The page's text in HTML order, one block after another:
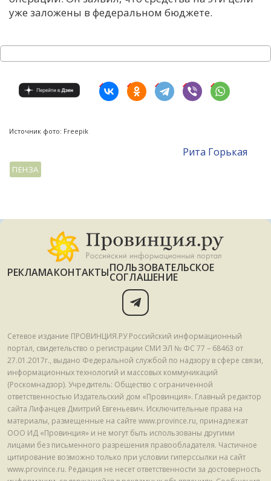
уже заложены в федеральном бюджете.
Источник фото: Freepik
Рита Горькая
ПЕНЗА
РЕКЛАМАКОНТАКТЫПОЛЬЗОВАТЕЛЬСКОЕ
СОГЛАШЕНИЕ
Сетевое издание ПРОВИНЦИЯ.РУ Российский информационный
портал, свидетельство о регистрации СМИ ЭЛ № ФС 77 – 68463 от
27.01.2017г., выдано Федеральной службой по надзору в сфере связи,
информационных технологий и массовых коммуникаций
(Роскомнадзор). Учредитель: Общество с ограниченной
ответственностью Издательский дом «Провинция». Главный редактор
сайта Лифанцев Дмитрий Евгеньевич. Исключительные права на
материалы, размещенные на сайте www.province.ru, принадлежат
ООО ИД «Провинция» и не могут быть использованы другими
лицами без письменного разрешения правообладателя. Частичное
цитирование возможно только при условии гиперссылки на сайт
www.province.ru. Редакция не несет ответственности за достоверность